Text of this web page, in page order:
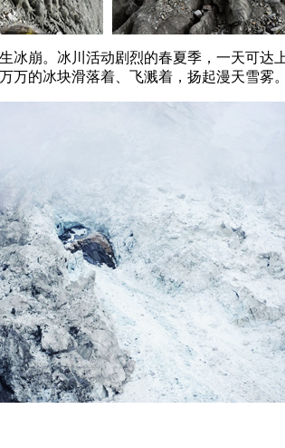
崩。冰川活动剧烈的春夏季，一天可
的冰块滑落着、飞溅着，扬起漫天雪雾。